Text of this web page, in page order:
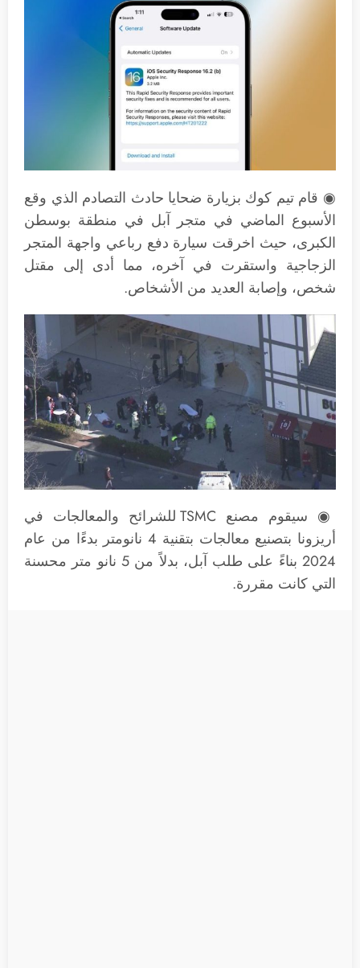
◉ قام تيم كوك بزيارة ضحايا حادث التصادم الذي وقع
الأسبوع الماضي في متجر آبل في منطقة بوسطن
الكبرى، حيث اخرقت سيارة دفع رباعي واجهة المتجر
الزجاجية واستقرت في آخره، مما أدى إلى مقتل
شخص، وإصابة العديد من الأشخاص.
◉ سيقوم مصنع TSMC للشرائح والمعالجات في
أريزونا بتصنيع معالجات بتقنية 4 نانومتر بدءًا من عام
2024 بناءً على طلب آبل، بدلاً من 5 نانو متر محسنة
التي كانت مقررة.